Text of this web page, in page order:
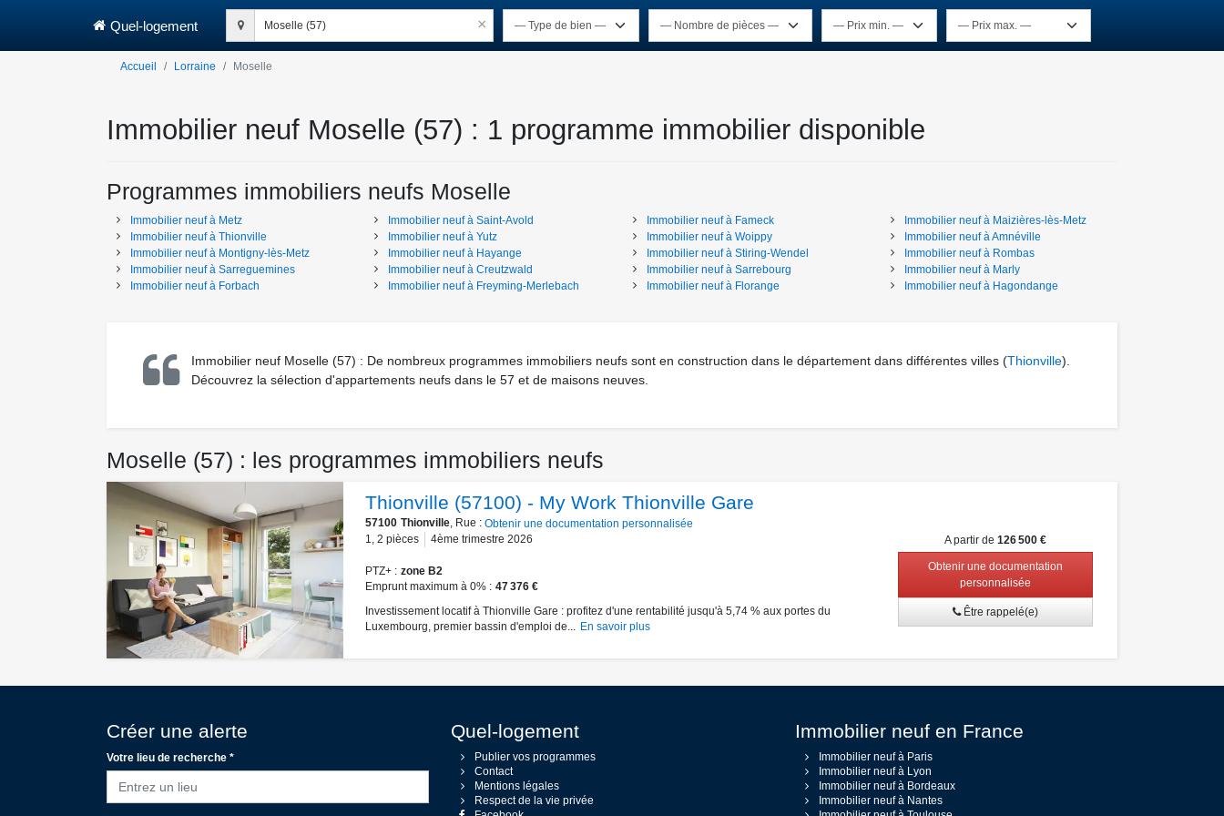
Quel-logement Moselle (57) ×
Accueil Lorraine Moselle
Immobilier neuf Moselle (57) : 1 programme immobilier disponible
Programmes immobiliers neufs Moselle
Immobilier neufà Metz
Immobilier neufà Thionville
Immobilier neufà Montigny-lès-Metz
Immobilier neufà Sarreguemines
Immobilier neufà Forbach
Immobilier neufàSaint-Avold
Immobilier neufàYutz
Immobilier neufà Hayange
Immobilier neufàCreutzwald
Immobilier neufà Freyming-Merlebach
Immobilier neufà Fameck
Immobilier neufà Woippy
Immobilier neufà Stiring-Wendel
Immobilier neufà Sarrebourg
Immobilier neufà Florange
Immobilier neufà Maizières-lès-Metz
Immobilier neufàAmnéville
Immobilier neufà Rombas
Immobilier neufà Marly
Immobilier neufà Hagondange
Immobilier neuf Moselle (57) : De nombreux programmes immobiliers neufs sont en construction dans le département dans différentes villes (Thionville)
Découvrez la sélection d'appartements neufs dans le 57 et de maisons neuves.
Moselle (57) : les programmes immobiliers neufs
Thionville (57100) - My Work Thionville Gare
57100 Thionville, Rue : Obtenir une documentation personnalisée
1
2 pièces 4ème trimestre 2026
PTZ+
zone B2
Emprunt maximum à 0%
47 376 €
Investissement locatif à Thionville Gare : profitez d'une rentabilité jusqu'à 5,74 % aux portes du
Luxembourg, premier bassin d'emploi de...
En savoir plus
A partir de126 500 €
Obtenir une documentation
personnalisée
Être rappelé(e)
Créer une alerte
Votre lieu de recherche *
Entrez un lieu
Quel-logement
Publier vos programmes
Contact
Mentions légales
Respect de la vie privée
Immobilier neuf en France
Immobilier neuf à Paris
Immobilier neuf à Lyon
Immobilier neuf à Bordeaux
Immobilier neuf à Nantes